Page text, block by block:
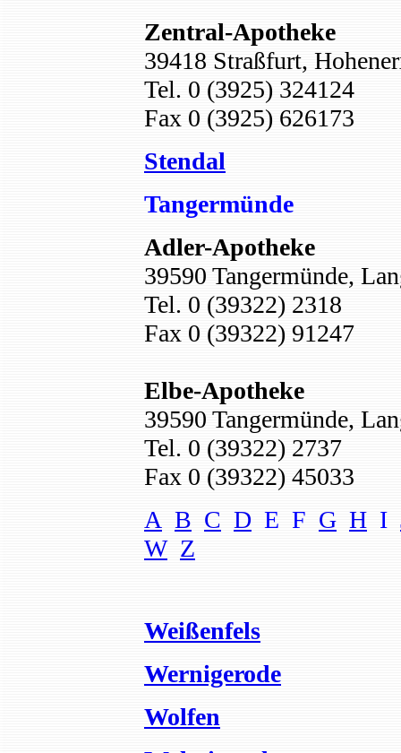
Zentral-Apotheke
39418 Straßfurt,
Tel. 0 (3925) 324124
Fax 0 (3925) 626173
Stendal
Tangermünde
Adler-Apotheke
39590 Tangermünde,
Tel. 0 (39322) 2318
Fax 0 (39322) 91247
Elbe-Apotheke
39590 Tangermünde,
Tel. 0 (39322) 2737
Fax 0 (39322) 45033
A B C D E F G H I
W Z
Weißenfels
Wernigerode
Wolfen